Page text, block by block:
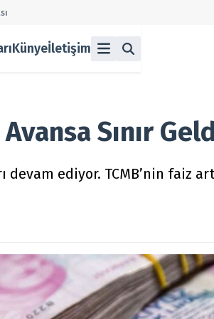
Main Menü
Borsa
Ekonomi
Temettü
Kullanım Koşulları
Künye
İletişim
Künyeİletişim
Sınır
devam ediyor. TCMB’nin faiz